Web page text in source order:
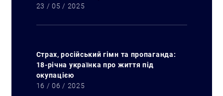
23 / 05 / 2025
Страх, російський гімн та пропаганда:
18-річна українка про життя під
окупацією
16 / 06 / 2025